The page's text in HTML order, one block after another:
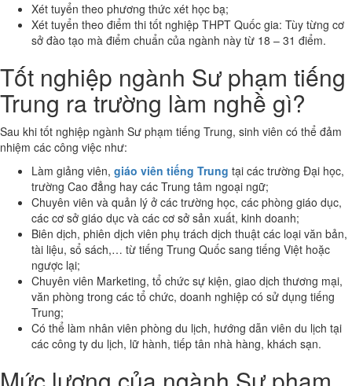
Xét tuyển theo phương thức xét học bạ;
Xét tuyển theo điểm thi tốt nghiệp THPT Quốc gia: Tùy từng cơ
sở đào tạo mà điểm chuẩn của ngành này từ 18 – 31 điểm.
Tốt nghiệp ngành Sư phạm tiếng
Trung ra trường làm nghề gì?
Sau khi tốt nghiệp ngành Sư phạm tiếng Trung, sinh viên có thể đảm
nhiệm các công việc như:
Làm giảng viên, giáo viên tiếng Trung tại các trường Đại học,
trường Cao đẳng hay các Trung tâm ngoại ngữ;
Chuyên viên và quản lý ở các trường học, các phòng giáo dục,
các cơ sở giáo dục và các cơ sở sản xuất, kinh doanh;
Biên dịch, phiên dịch viên phụ trách dịch thuật các loại văn bản,
tài liệu, sổ sách,… từ tiếng Trung Quốc sang tiếng Việt hoặc
ngược lại;
Chuyên viên Marketing, tổ chức sự kiện, giao dịch thương mại,
văn phòng trong các tổ chức, doanh nghiệp có sử dụng tiếng
Trung;
Có thể làm nhân viên phòng du lịch, hướng dẫn viên du lịch tại
các công ty du lịch, lữ hành, tiếp tân nhà hàng, khách sạn.